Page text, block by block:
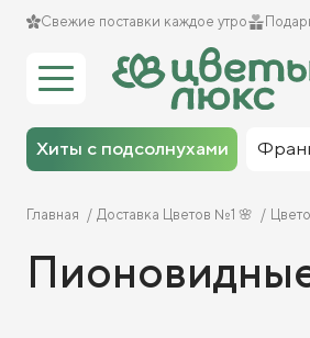
Свежие поставки каждое утро
Хиты с подсолнухами
Главная Доставка Цветов №1 🌸